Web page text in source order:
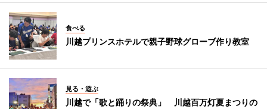
食べる
川越プリンスホテルで親子野球グローブ作り教室
見る・遊ぶ
川越で「歌と踊りの祭典」 川越百万灯夏まつりの